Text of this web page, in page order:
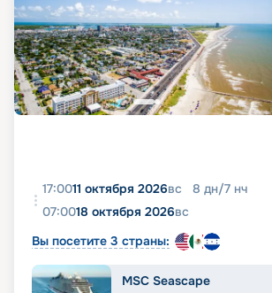
17:0011 октября 2026вс 8 дн/7 нч
07:0018 октября 2026вс
Вы посетите 3 страны:
MSC Seascape